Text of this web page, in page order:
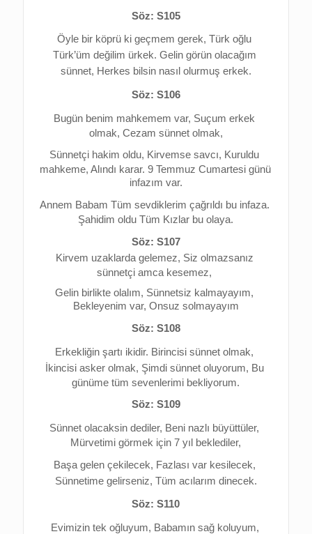
Söz: S105
Öyle bir köprü ki geçmem gerek, Türk oğlu
Türk’üm değilim ürkek. Gelin görün olacağım
sünnet, Herkes bilsin nasıl olurmuş erkek.
Söz: S106
Bugün benim mahkemem var, Suçum erkek
olmak, Cezam sünnet olmak,
Sünnetçi hakim oldu, Kirvemse savcı, Kuruldu
mahkeme, Alındı karar. 9 Temmuz Cumartesi günü
infazım var.
Şahidim oldu Tüm Kızlar bu olaya.
Söz: S107
Kirvem uzaklarda gelemez, Siz olmazsanız
sünnetçi amca kesemez,
Gelin birlikte olalım,
Bekleyenim var, Onsuz solmayayım
Söz: S108
Erkekliğin şartı ikidir.
İkincisi asker olmak, Şimdi sünnet oluyorum, Bu
günüme tüm sevenlerimi bekliyorum.
Söz: S109
Sünnet olacaksin dediler,
Mürvetimi görmek için 7 yıl beklediler,
Başa gelen çekilecek,
Sünnetime gelirseniz, Tüm acılarım dinecek.
Söz: S110
Evimizin tek oğluyum,